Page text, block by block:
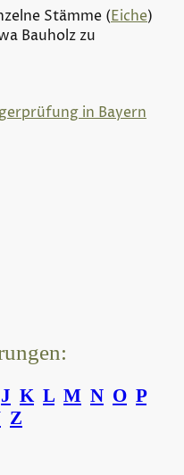
Stämme (Eiche)
Bauholz zu
in Bayern
J K L M N O P
Z